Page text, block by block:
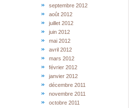
septembre 2012
août 2012
juillet 2012
juin 2012
mai 2012
avril 2012
mars 2012
février 2012
janvier 2012
décembre 2011
novembre 2011
octobre 2011